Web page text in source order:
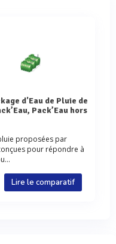
Pack’Eau hors
proposées par
pour répondre à
Lire le comparatif